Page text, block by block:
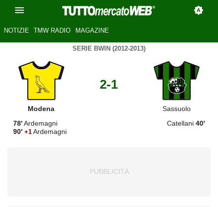
NOTIZIE TMW RADIO MAGAZINE
SERIE BWIN (2012-2013)
Modena
2-1
Sassuolo
78'Ardemagni
90' +1 Ardemagni
Catellani 40'